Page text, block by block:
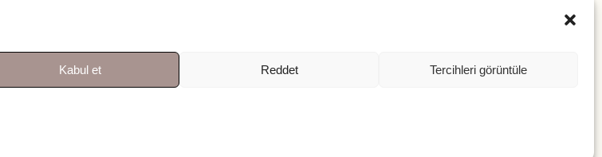
Kabul et Reddet Tercihleri görüntüle